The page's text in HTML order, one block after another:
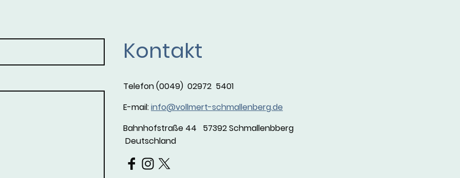
Kontakt
Telefon (0049) 02972 5401
E-mail:info@vollmert-schmallenberg.de
Bahnhofstraße 44 57392 Schmallenbberg
Deutschland